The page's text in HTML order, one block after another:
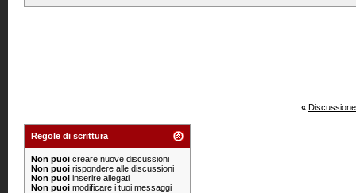
«
Regole di scrittura
Non puoi creare nuove discussioni
Non puoi rispondere alle discussioni
Non puoi inserire allegati
Non puoi modificare i tuoi messaggi